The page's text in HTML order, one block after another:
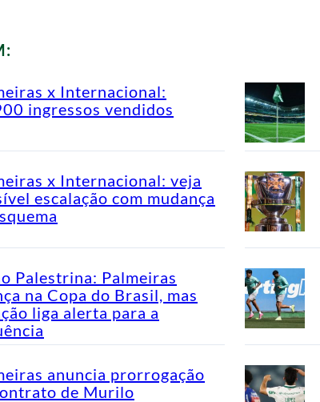
x Internacional:
ingressos vendidos
x Internacional: veja
escalação com mudança
Palestrina: Palmeiras
na Copa do Brasil, mas
liga alerta para a
anuncia prorrogação
de Murilo